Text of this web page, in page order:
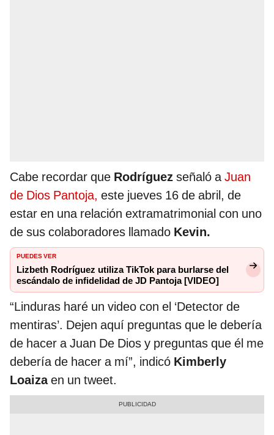
Cabe recordar que Rodríguez señaló aJuan
de Dios Pantoja, este jueves 16 de abril, de
estar en una relación extramatrimonial con uno
de sus colaboradores llamado Kevin.
PUEDES VER
Lizbeth Rodríguez utiliza TikTok para burlarse del
escándalo de infidelidad de JD Pantoja [VIDEO]
“Linduras haré un video con el ‘Detector de
mentiras’. Dejen aquí preguntas que le debería
de hacer a Juan De Dios y preguntas que él me
debería de hacer a mí”, indicó Kimberly
Loaizaen un tweet.